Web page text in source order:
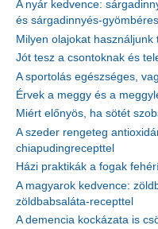
A nyár kedvence:
és sárgadinnyés-
Milyen olajokat használjunk
Jót tesz a csontoknak és
A sportolás egészséges,
Érvek a meggy és a
Miért előnyös, ha sötét
A szeder rengeteg
chiapudingrecepttel
Házi praktikák a fogak
A magyarok kedvence:
zöldbabsaláta-recepttel
A demencia kockázata is